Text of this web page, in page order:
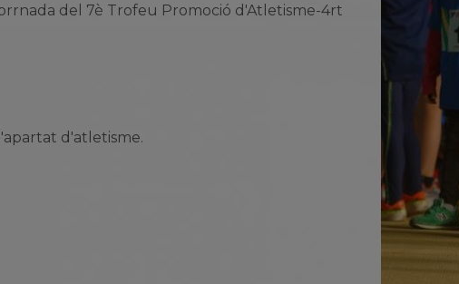
del 7è Trofeu Promoció d'Atletisme-4rt
d'atletisme.